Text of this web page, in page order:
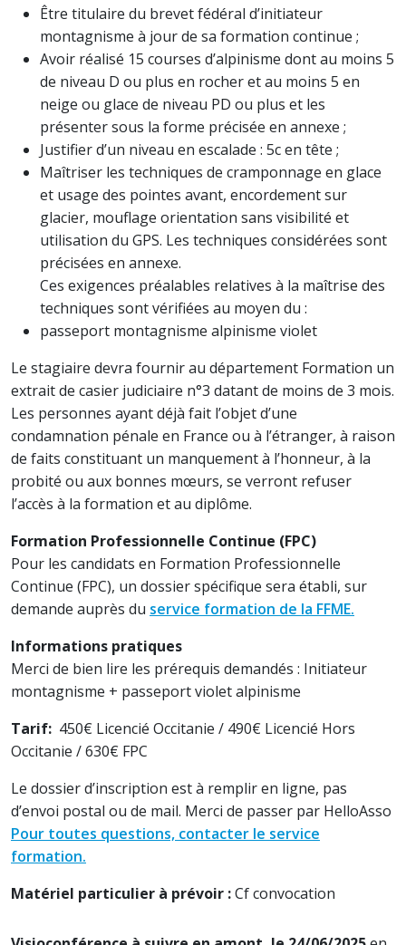
Être titulaire du brevet fédéral d’initiateur
montagnisme à jour de sa formation continue ;
Avoir réalisé 15 courses d’alpinisme dont au moins 5
de niveau D ou plus en rocher et au moins 5 en
neige ou glace de niveau PD ou plus et les
présenter sous la forme précisée en annexe ;
Justifier d’un niveau en escalade : 5c en tête ;
Maîtriser les techniques de cramponnage en glace
et usage des pointes avant, encordement sur
glacier, mouflage orientation sans visibilité et
utilisation du GPS. Les techniques considérées sont
précisées en annexe.
Ces exigences préalables relatives à la maîtrise des
techniques sont vérifiées au moyen du :
passeport montagnisme alpinisme violet
Le stagiaire devra fournir au département Formation un
extrait de casier judiciaire n°3 datant de moins de 3 mois.
Les personnes ayant déjà fait l’objet d’une
condamnation pénale en France ou à l’étranger, à raison
de faits constituant un manquement à l’honneur, à la
probité ou aux bonnes mœurs, se verront refuser
l’accès à la formation et au diplôme.
Formation Professionnelle Continue (FPC)
Pour les candidats en Formation Professionnelle
Continue (FPC), un dossier spécifique sera établi, sur
demande auprès du service formation de la FFME.
Informations pratiques
Merci de bien lire les prérequis demandés : Initiateur
montagnisme + passeport violet alpinisme
Tarif: 450€ Licencié Occitanie / 490€ Licencié Hors
Occitanie / 630€ FPC
Le dossier d’inscription est à remplir en ligne, pas
d’envoi postal ou de mail. Merci de passer par HelloAsso
Pour toutes questions, contacter le service
formation.
Matériel particulier à prévoir :Cf convocation